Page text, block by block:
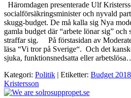
Häromdagen presenterade Ulf
socialförsäkringsminister och nyvald
skugg-budget. De må kalla sig Nya
gamla budget där “arbete lönar sig” och
straffar sig. På förstasidan av
läsa “Vi tror på Sverige“. Och det
sjuka, funktionsnedsatta eller
Kategori: Politik | Etiketter: Budget 2018
Kristersson